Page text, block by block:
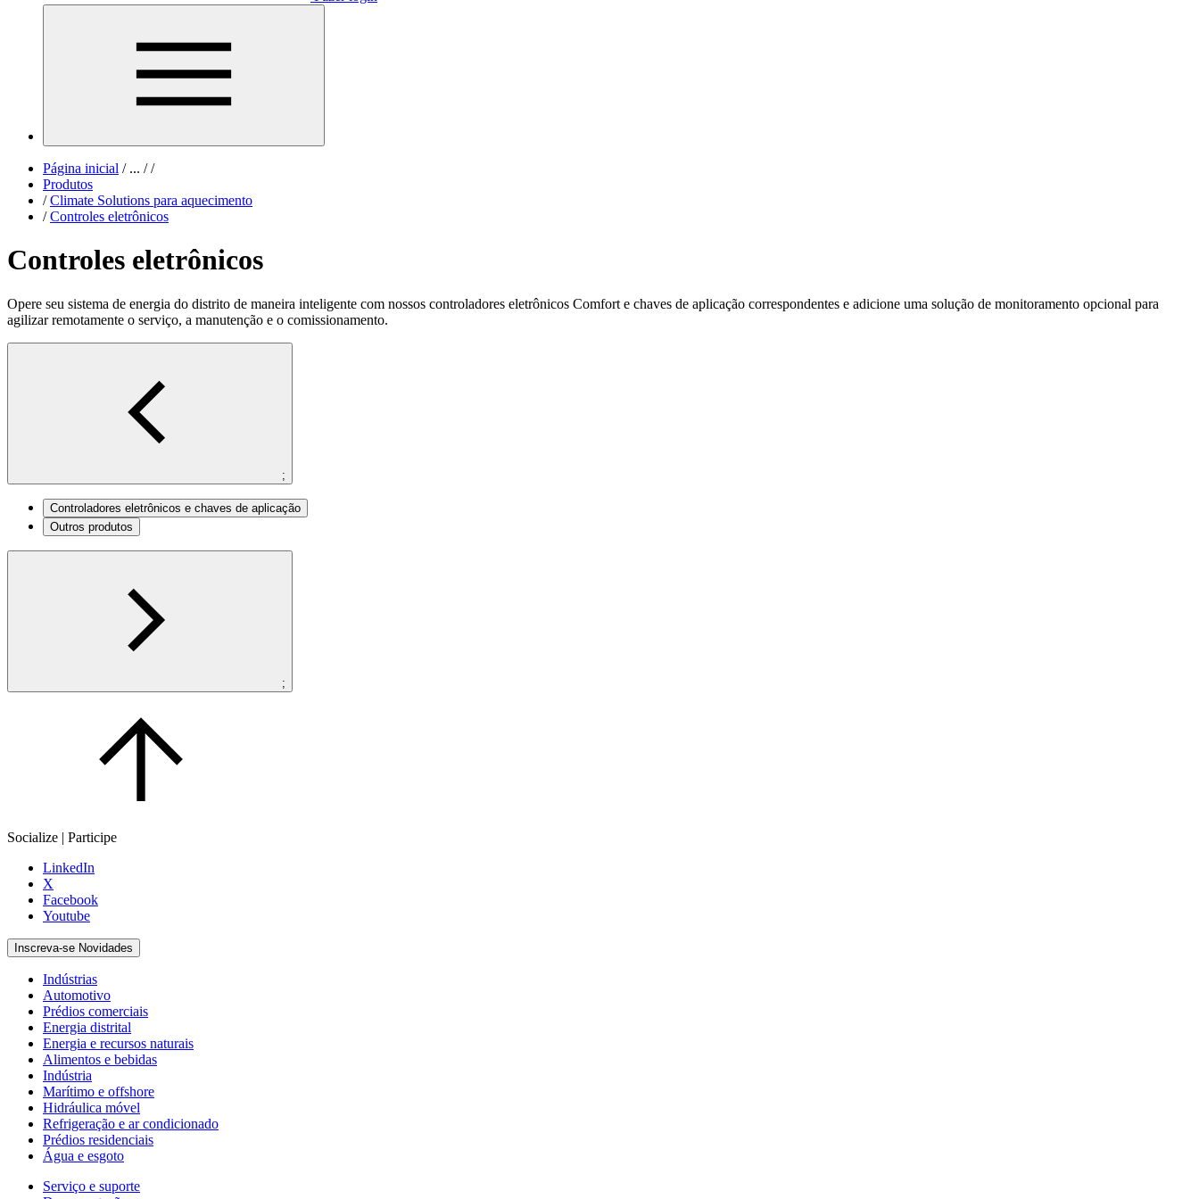
Página inicial /... / /
Produtos
/ Climate Solutions para aquecimento
/ Controles eletrônicos
Controles eletrônicos
Opere seu sistema de energia do distrito de maneira inteligente com nossos controladores eletrônicos Comfort e chaves de aplicação correspondentes e adicione uma solução de monitoramento opcional para
agilizar remotamente o serviço, a manutenção e o comissionamento.
;
Controladores eletrônicos e chaves de aplicação
Outros produtos
;
Socialize | Participe
LinkedIn
X
Facebook
Youtube
Inscreva-se Novidades
Indústrias
Automotivo
Prédios comerciais
Energia distrital
Energia e recursos naturais
Alimentos e bebidas
Indústria
Marítimo e offshore
Hidráulica móvel
Refrigeração e ar condicionado
Prédios residenciais
Água e esgoto
Serviço e suporte